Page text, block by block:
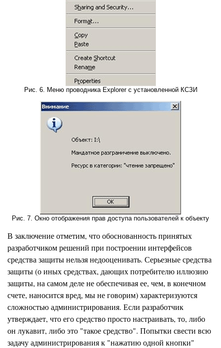
Рис. 6. Меню проводника Explorer с установленной КСЗИ
Рис. 7. Окно отображения прав доступа пользователей к объекту
В заключение отметим, что обоснованность принятых
разработчиком решений при построении интерфейсов
средства защиты нельзя недооценивать. Серьезные средства
защиты (о иных средствах, дающих потребителю иллюзию
защиты, на самом деле не обеспечивая ее, чем, в конечном
счете, наносится вред, мы не говорим) характеризуются
сложностью администрирования. Если разработчик
утверждает, что его средство просто настраивать, то, либо
он лукавит, либо это "такое средство". Попытки свести всю
задачу администрирования к "нажатию одной кнопки"